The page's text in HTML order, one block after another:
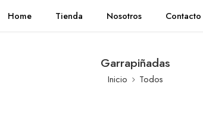
Home Tienda Nosotros Contacto
Garrapiñadas
Inicio Todos